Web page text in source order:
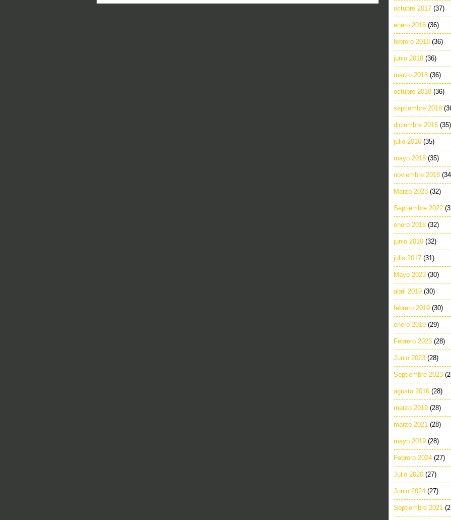
octubre 2017 (37)
enero 2016 (36)
febrero 2018 (36)
junio 2018 (36)
marzo 2018 (36)
octubre 2018 (36)
septiembre 2018
diciembre 2016 (35)
julio 2016 (35)
mayo 2018 (35)
noviembre 2018
Marzo 2023 (32)
Septiembre 2022
enero 2018 (32)
junio 2016 (32)
julio 2017 (31)
Mayo 2023 (30)
abril 2019 (30)
febrero 2019 (30)
enero 2019 (29)
Febrero 2023 (28)
Junio 2023 (28)
Septiembre 2023
agosto 2016 (28)
marzo 2019 (28)
marzo 2021 (28)
mayo 2019 (28)
Febrero 2024 (27)
Julio 2020 (27)
Junio 2024 (27)
Septiembre 2021